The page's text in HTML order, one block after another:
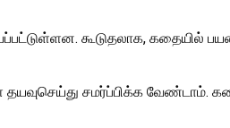
கூடுதலாக, கதையில்
சமர்ப்பிக்க வேண்டாம்.